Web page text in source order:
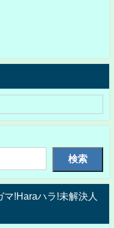
検索
!Haraハラ!未解決人